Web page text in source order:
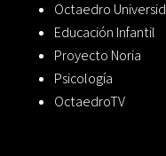
Octaedro
Educación Infantil
Proyecto Noria
Psicología
OctaedroTV